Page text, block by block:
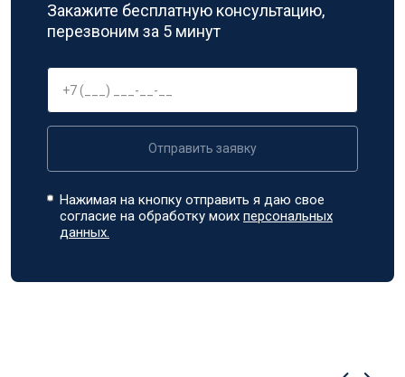
Закажите бесплатную консультацию,
перезвоним за 5 минут
Отправить заявку
Нажимая на кнопку отправить я даю свое
согласие на обработку моихперсональных
данных.